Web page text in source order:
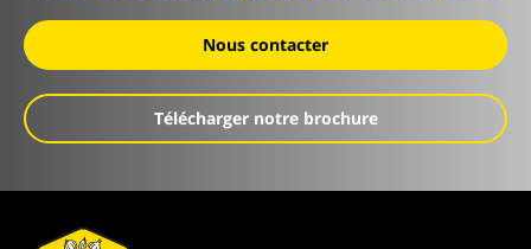
Nous contacter
Télécharger notre brochure